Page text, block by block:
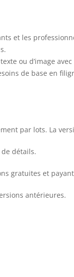
et les
ou d’image
de base en
par lots. La
détails.
gratuites et
antérieures.